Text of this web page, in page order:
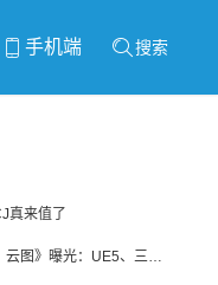
手机端 搜索
真来值了
金韬创业项目《阴阳师：云图》曝光：UE5、三端互通、ARPG